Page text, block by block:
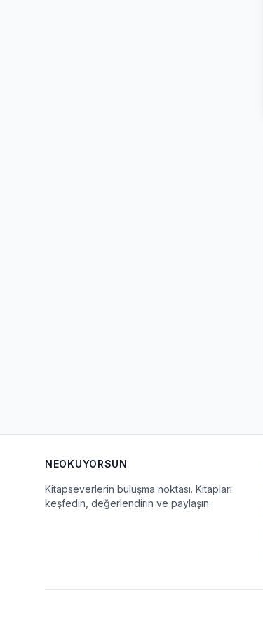
NEOKUYORSUN
Kitapseverlerin buluşma noktası. Kitapları
keşfedin, değerlendirin ve paylaşın.